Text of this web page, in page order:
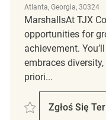
Atlanta, Georgia, 30324
MarshallsAt TJX
opportunities for
achievement.
embraces
priori...
Zapisać Assistant
Zgłoś Się